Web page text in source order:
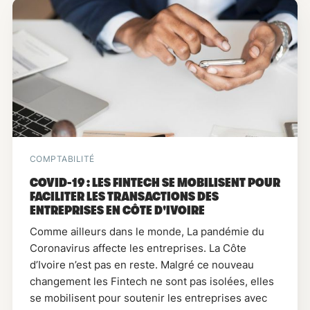
COMPTABILITÉ
COVID-19 : LES FINTECH SE MOBILISENT POUR
FACILITER LES TRANSACTIONS DES
ENTREPRISES EN CÔTE D'IVOIRE
Comme ailleurs dans le monde, La pandémie du
Coronavirus affecte les entreprises. La Côte
d’Ivoire n’est pas en reste. Malgré ce nouveau
changement les Fintech ne sont pas isolées, elles
se mobilisent pour soutenir les entreprises avec